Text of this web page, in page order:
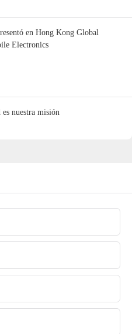
en Hong Kong Global
Electronics
es nuestra misión